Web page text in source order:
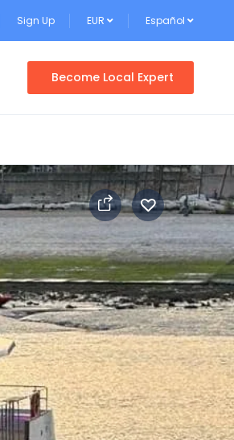
Sign Up EUR Español
Become Local Expert